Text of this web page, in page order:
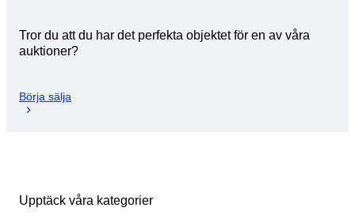
Tror du att du har det perfekta objektet för en av våra
auktioner?
Börja sälja
Upptäck våra kategorier